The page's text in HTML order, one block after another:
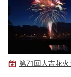
第71回人吉花火